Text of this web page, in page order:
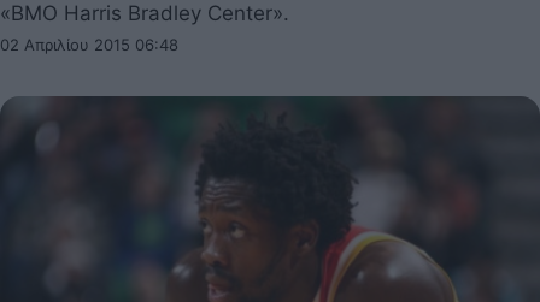
«BMO Harris Bradley Center».
02 Απριλίου 2015 06:48